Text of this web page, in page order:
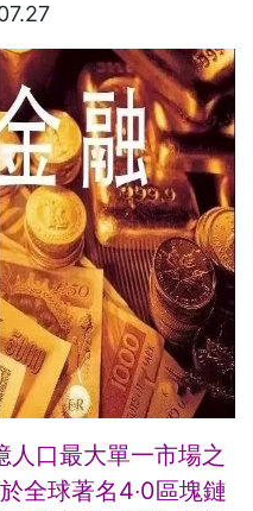
人口最大單一市場之
全球著名4‧0區塊鏈